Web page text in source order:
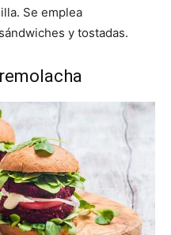
Se emplea
y tostadas.